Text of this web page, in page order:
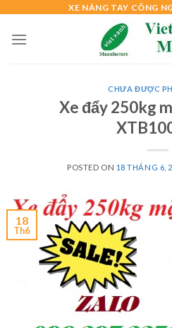
content
XE NÂNG TAY CÔNG
CHƯA ĐƯỢC
Xe đẩy 250kg
POSTED ON 18 THÁNG 6,
18
Th6